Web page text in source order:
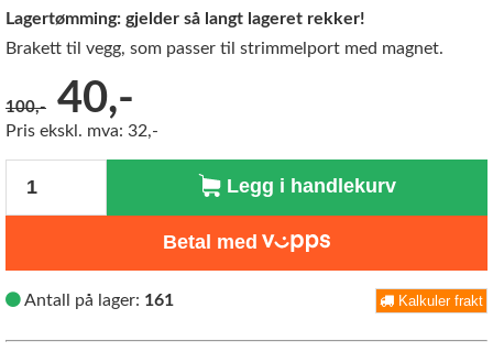
Lagertømming: gjelder så langt lageret rekker!
Brakett til vegg, som passer til strimmelport med magnet.
100,-
40,-
Pris ekskl. mva: 32,-
Antall
Legg i handlekurv
Betal med
Antall på lager: 161 Kalkuler frakt